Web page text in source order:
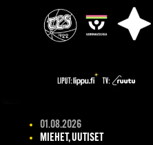
01.08.2026
MIEHET, UUTISET